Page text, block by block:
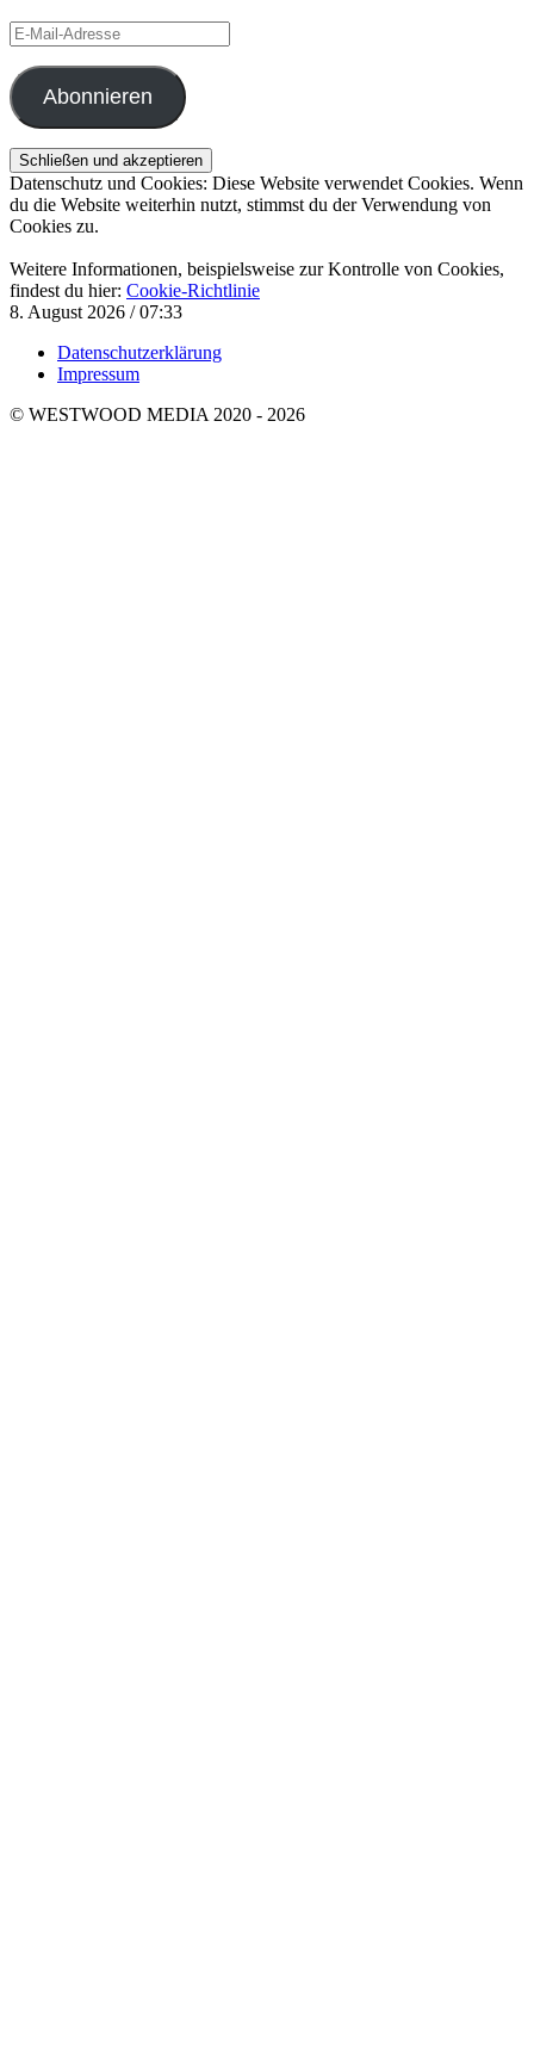
E-
Mail-
Adresse
Abonnieren
Datenschutz und Cookies: Diese Website verwendet Cookies. Wenn
du die Website weiterhin nutzt, stimmst du der Verwendung von
Cookies zu.
Weitere Informationen, beispielsweise zur Kontrolle von Cookies,
findest du hier: Cookie-Richtlinie
8. August 2026 / 07:33
Datenschutzerklärung
Impressum
© WESTWOOD MEDIA 2020 - 2026